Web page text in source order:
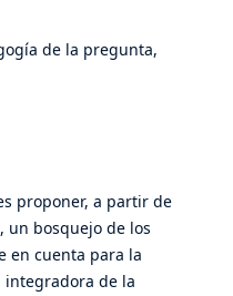
de la pregunta,
proponer, a partir de
un bosquejo de los
en cuenta para la
integradora de la